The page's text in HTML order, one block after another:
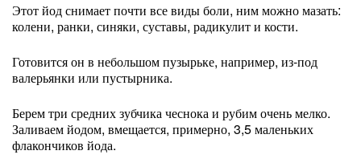
Этот йод снимает почти все виды боли, ним можно мазать:
колени, ранки, синяки, суставы, радикулит и кости.
Готовится он в небольшом пузырьке, например, из-под
валерьянки или пустырника.
Берем три средних зубчика чеснока и рубим очень мелко.
Заливаем йодом, вмещается, примерно, 3,5 маленьких
флакончиков йода.